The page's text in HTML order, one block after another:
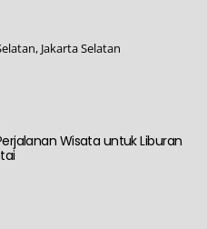
Jakarta Selatan
Wisata untuk Liburan